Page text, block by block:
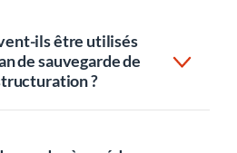
ils être utilisés
de sauvegarde de
?